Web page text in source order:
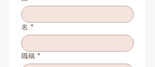
名 *
職稱 *